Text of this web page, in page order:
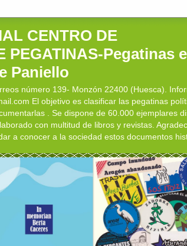
CENTRO DE
PEGATINAS-Pegatinas e
Paniello
número 139- Monzón 22400 (Huesca).
El objetivo es clasificar las pegatinas
. Se dispone de 60.000 ejemplares
con multitud de libros y revistas.
a conocer a la sociedad estos documentos